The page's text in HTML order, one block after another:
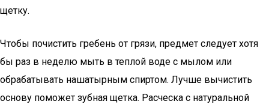
щетку.
Чтобы почистить гребень от грязи, предмет следует хотя
бы раз в неделю мыть в теплой воде с мылом или
обрабатывать нашатырным спиртом. Лучше вычистить
основу поможет зубная щетка. Расческа с натуральной